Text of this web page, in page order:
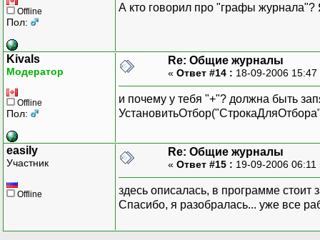
Offline
Пол:
А кто говорил про "графы
Kivals
Модератор
Offline
Пол:
Re: Общие журналы
« Ответ #14 : 18-09-2006
и почему у тебя "+"? должна быть
easily
Участник
Offline
Re: Общие журналы
« Ответ #15 : 19-09-2006
здесь описалась, в программе стоит
Спасибо, я разобралась... уже все